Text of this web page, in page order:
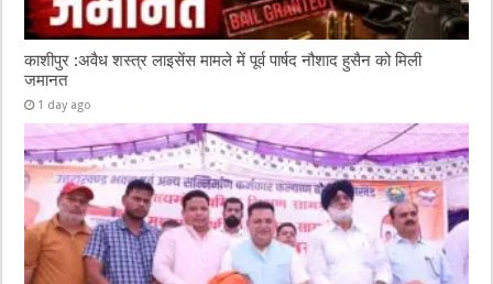
काशीपुर :अवैध शस्त्र लाइसेंस मामले में पूर्व पार्षद नौशाद हुसैन को मिली
जमानत
1 day ago